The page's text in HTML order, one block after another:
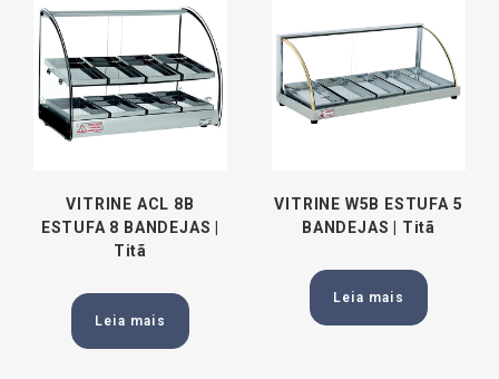
VITRINE ACL 8B
ESTUFA 8 BANDEJAS |
Titã
Leia mais
VITRINE W5B ESTUFA 5
BANDEJAS | Titã
Leia mais